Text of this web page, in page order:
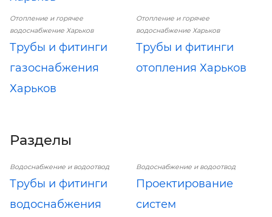
Отопление и горячее
водоснабжение Харьков
Трубы и фитинги
газоснабжения
Харьков
Отопление и горячее
водоснабжение Харьков
Трубы и фитинги
отопления Харьков
Разделы
Водоснабжение и водоотвод
Трубы и фитинги
водоснабжения
Водоснабжение и водоотвод
Проектирование
систем